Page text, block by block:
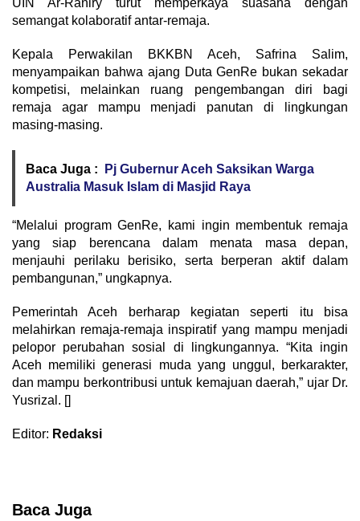
UIN Ar-Raniry turut memperkaya suasana dengan
semangat kolaboratif antar-remaja.
Kepala Perwakilan BKKBN Aceh, Safrina Salim,
menyampaikan bahwa ajang Duta GenRe bukan sekadar
kompetisi, melainkan ruang pengembangan diri bagi
remaja agar mampu menjadi panutan di lingkungan
masing-masing.
Baca Juga :
Pj Gubernur Aceh Saksikan Warga
Australia Masuk Islam di Masjid Raya
“Melalui program GenRe, kami ingin membentuk remaja
yang siap berencana dalam menata masa depan,
menjauhi perilaku berisiko, serta berperan aktif dalam
pembangunan,” ungkapnya.
Pemerintah Aceh berharap kegiatan seperti itu bisa
melahirkan remaja-remaja inspiratif yang mampu menjadi
pelopor perubahan sosial di lingkungannya. “Kita ingin
Aceh memiliki generasi muda yang unggul, berkarakter,
dan mampu berkontribusi untuk kemajuan daerah,” ujar Dr.
Yusrizal. []
Editor: Redaksi
Baca Juga